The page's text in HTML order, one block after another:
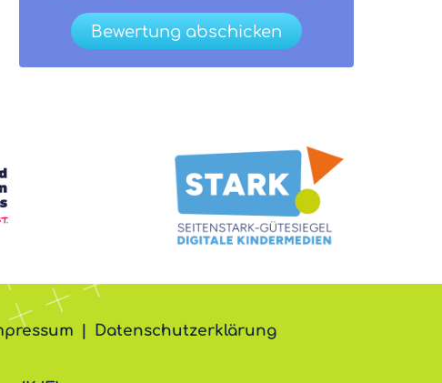
Bewertung abschicken
Datenschutzerklärung